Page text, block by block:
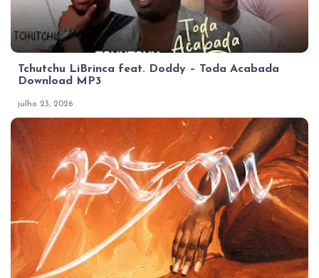
Tchutchu LiBrinca feat. Doddy – Toda Acabada
Download MP3
julho 23, 2026